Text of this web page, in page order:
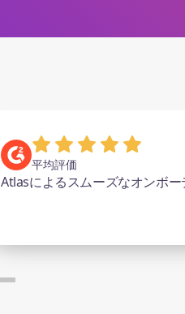
平均評価
柔軟性と自動化のおかげで非常